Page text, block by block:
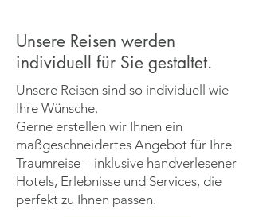
Unsere Reisen werden
individuell für Sie gestaltet.
Unsere Reisen sind so individuell wie
Ihre Wünsche.
Gerne erstellen wir Ihnen ein
maßgeschneidertes Angebot für Ihre
Traumreise – inklusive handverlesener
Hotels, Erlebnisse und Services, die
perfekt zu Ihnen passen.